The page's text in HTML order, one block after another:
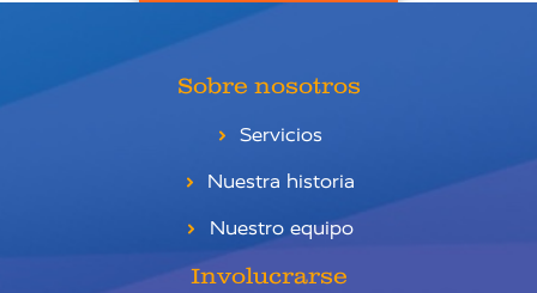
Sobre nosotros
Servicios
Nuestra historia
Nuestro equipo
Involucrarse